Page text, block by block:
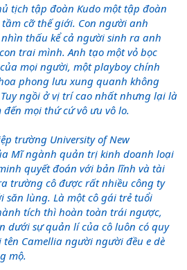
tịch tập đoàn Kudo một tập đoàn
cỡ thế giới. Con người anh
thấu kể cả người sinh ra anh
trai mình. Anh tạo một vỏ bọc
mọi người, một playboy chính
phong lưu xung quanh không
ngồi ở vị trí cao nhất nhưng lại là
mọi thứ cứ vô ưu vô lo.
trường University of New
Mĩ ngành quản trị kinh doanh loại
quyết đoán với bản lĩnh và tài
trường cô được rất nhiều công ty
săn lùng. Là một cô gái trẻ tuổi
tích thì hoàn toàn trái ngược,
dưới sự quản lí của cô luôn có quy
Camellia người người đều e dè
mộ.